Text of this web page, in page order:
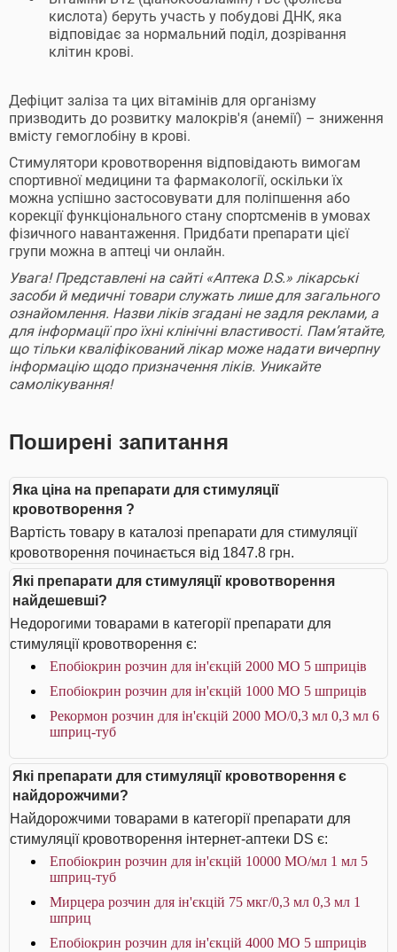
кислота) беруть участь у побудові ДНК, яка
відповідає за нормальний поділ, дозрівання
клітин крові.
Дефіцит заліза та цих вітамінів для організму
призводить до розвитку малокрів'я (анемії) – зниження
вмісту гемоглобіну в крові.
Стимулятори кровотворення відповідають вимогам
спортивної медицини та фармакології, оскільки їх
можна успішно застосовувати для поліпшення або
корекції функціонального стану спортсменів в умовах
фізичного навантаження. Придбати препарати цієї
групи можна в аптеці чи онлайн.
Увага! Представлені на сайті «Аптека D.S.» лікарські
засоби й медичні товари служать лише для загального
ознайомлення. Назви ліків згадані не задля реклами, а
для інформації про їхні клінічні властивості. Пам’ятайте,
що тільки кваліфікований лікар може надати вичерпну
інформацію щодо призначення ліків. Уникайте
самолікування!
Поширені запитання
Яка ціна на препарати для стимуляції
кровотворення ?
Вартість товару в каталозі препарати для стимуляції
кровотворення починається від 1847.8 грн.
Які препарати для стимуляції кровотворення
найдешевші?
Недорогими товарами в категорії препарати для
стимуляції кровотворення є:
Епобіокрин розчин для ін'єкцій 2000 МО 5 шприців
Епобіокрин розчин для ін'єкцій 1000 МО 5 шприців
Рекормон розчин для ін'єкцій 2000 МО/0,3 мл 0,3 мл 6
шприц-туб
Які препарати для стимуляції кровотворення є
найдорожчими?
Найдорожчими товарами в категорії препарати для
стимуляції кровотворення інтернет-аптеки DS є:
Епобіокрин розчин для ін'єкцій 10000 МО/мл 1 мл 5
шприц-туб
Мирцера розчин для ін'єкцій 75 мкг/0,3 мл 0,3 мл 1
шприц
Епобіокрин розчин для ін'єкцій 4000 МО 5 шприців